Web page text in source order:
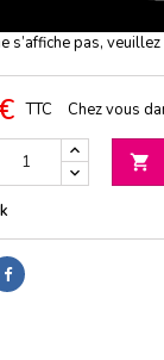
s’affiche pas,
TTC Chez vous
